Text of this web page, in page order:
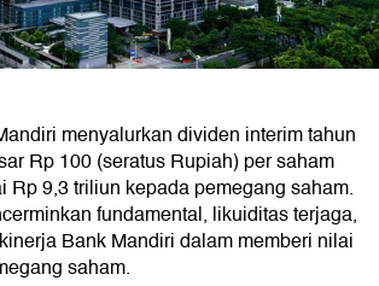
menyalurkan dividen interim tahun
Rp 100 (seratus Rupiah) per saham
Rp 9,3 triliun kepada pemegang saham.
fundamental, likuiditas terjaga,
Bank Mandiri dalam memberi nilai
saham.